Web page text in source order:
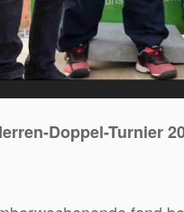
Doppel-Turnier